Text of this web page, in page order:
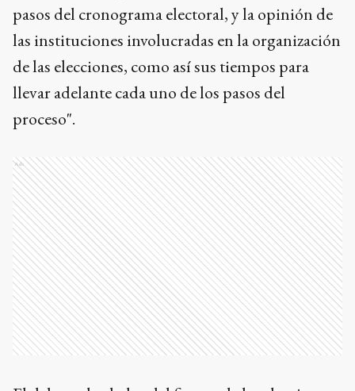
pasos del cronograma electoral, y la opinión de
las instituciones involucradas en la organización
de las elecciones, como así sus tiempos para
llevar adelante cada uno de los pasos del
proceso".
Ads